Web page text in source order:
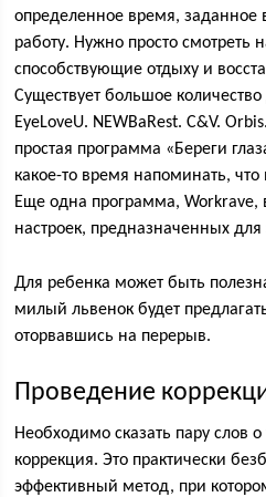
определенное время,
работу. Нужно просто смотреть
способствующие отдыху и
Существует большое
EyeLoveU. NEWBaRest. C&V.
простая программа «Береги
какое-то время напоминать,
Еще одна программа, Workrave,
настроек, предназначенных
Для ребенка может быть
милый львенок будет
оторвавшись на перерыв.
Проведение
Необходимо сказать пару слов
коррекция. Это практически
эффективный метод, при